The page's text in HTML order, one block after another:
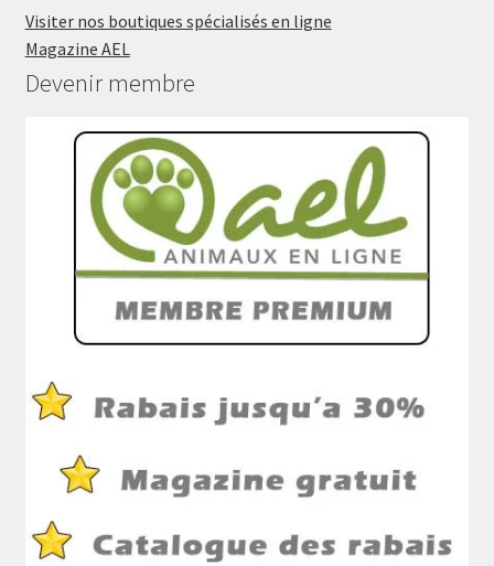
Visiter nos boutiques spécialisés en ligne
Magazine AEL
Devenir membre